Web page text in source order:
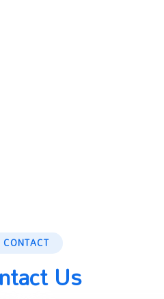
CONTACT
Us